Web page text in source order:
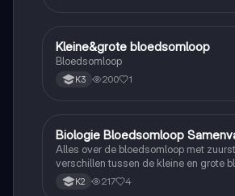
Biologie
Kleine&grote bloedsomloop
Bloedsomloop
K3 200 1
Biologie
Biologie Bloedsomloop
Alles over de bloedsomloop met
verschillen tussen de kleine en grote
K2 217 4